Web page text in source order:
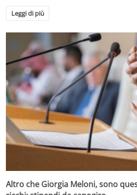
Leggi di più
Altro che Giorgia Meloni, sono